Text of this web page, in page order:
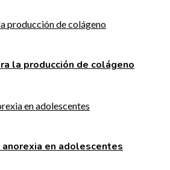
la producción de colágeno
en adolescentes